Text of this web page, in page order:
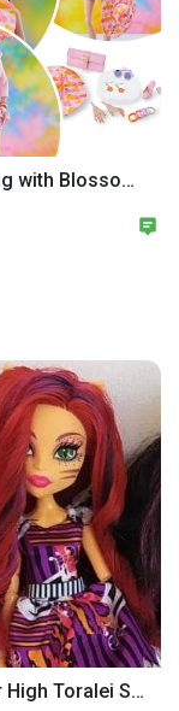
Brimming with Blossoms Poppy Parker NRFB
Monster High Toralei Stripe Freak du Chic